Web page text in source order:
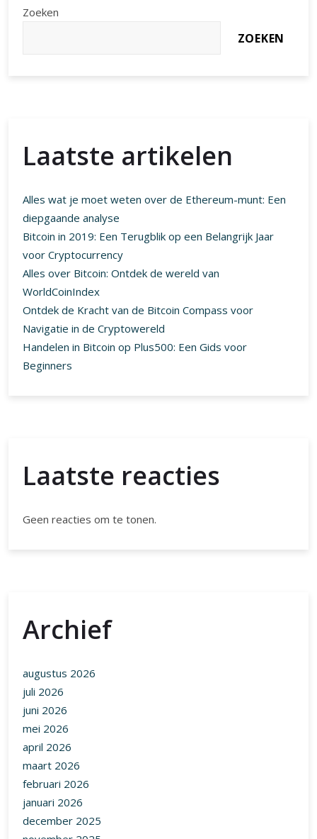
Zoeken
ZOEKEN
Laatste artikelen
Alles wat je moet weten over de Ethereum-munt: Een
diepgaande analyse
Bitcoin in 2019: Een Terugblik op een Belangrijk Jaar
voor Cryptocurrency
Alles over Bitcoin: Ontdek de wereld van
WorldCoinIndex
Ontdek de Kracht van de Bitcoin Compass voor
Navigatie in de Cryptowereld
Handelen in Bitcoin op Plus500: Een Gids voor
Beginners
Laatste reacties
Geen reacties om te tonen.
Archief
augustus 2026
juli 2026
juni 2026
mei 2026
april 2026
maart 2026
februari 2026
januari 2026
december 2025